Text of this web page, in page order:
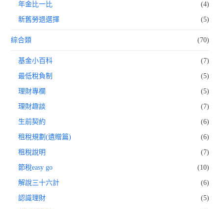
年金比一比 (4)
新舊勞退選擇 (5)
綜合類 (70)
基金小百科 (7)
最低稅負制 (5)
理財專欄 (5)
理財趣談 (7)
生前契約 (6)
租稅規劃(遺贈篇) (6)
租稅說明 (7)
節稅easy go (10)
解說三十六計 (6)
認識理財 (5)